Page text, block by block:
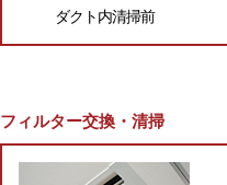
ダクト内清掃前
フィルター交換・清掃